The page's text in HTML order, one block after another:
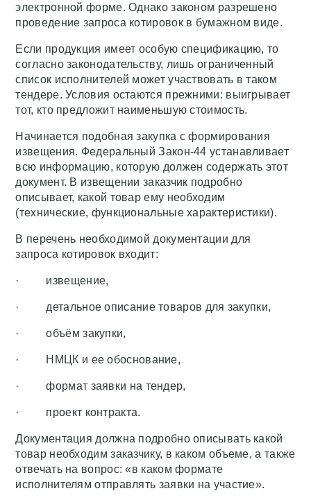
электронной форме. Однако законом разрешено
проведение запроса котировок в бумажном виде.
Если продукция имеет особую спецификацию, то
согласно законодательству, лишь ограниченный
список исполнителей может участвовать в таком
тендере. Условия остаются прежними: выигрывает
тот, кто предложит наименьшую стоимость.
Начинается подобная закупка с формирования
извещения. Федеральный Закон-44 устанавливает
всю информацию, которую должен содержать этот
документ. В извещении заказчик подробно
описывает, какой товар ему необходим
(технические, функциональные характеристики).
В перечень необходимой документации для
запроса котировок входит:
· извещение,
· детальное описание товаров для закупки,
· объём закупки,
· НМЦК и ее обоснование,
· формат заявки на тендер,
· проект контракта.
Документация должна подробно описывать какой
товар необходим заказчику, в каком объеме, а также
отвечать на вопрос: «в каком формате
исполнителям отправлять заявки на участие».